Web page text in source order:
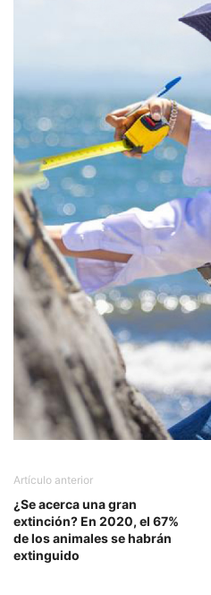
Artículo anterior
¿Se acerca una gran
extinción? En 2020, el 67%
de los animales se habrán
extinguido